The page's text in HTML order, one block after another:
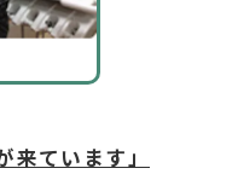
来ています」